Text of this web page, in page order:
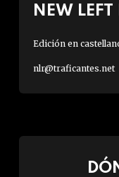
NEW
Edición en
nlr@traficantes.net